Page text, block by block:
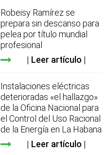
Robeisy Ramírez se
prepara sin descanso para
pelea por título mundial
profesional
Leer artículo
Instalaciones eléctricas
deterioradas «el hallazgo»
de la Oficina Nacional para
el Control del Uso Racional
de la Energía en La Habana
Leer artículo